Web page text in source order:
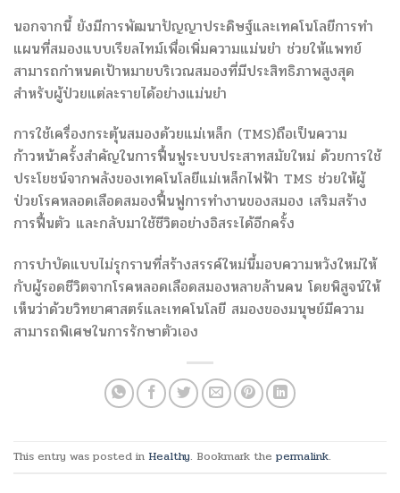
นอกจากนี้ ยังมีการพัฒนาปัญญาประดิษฐ์และเทคโนโลยีการทำ
แผนที่สมองแบบเรียลไทม์เพื่อเพิ่มความแม่นยำ ช่วยให้แพทย์
สามารถกำหนดเป้าหมายบริเวณสมองที่มีประสิทธิภาพสูงสุด
สำหรับผู้ป่วยแต่ละรายได้อย่างแม่นยำ
การใช้เครื่องกระตุ้นสมองด้วยแม่เหล็ก (TMS)ถือเป็นความ
ก้าวหน้าครั้งสำคัญในการฟื้นฟูระบบประสาทสมัยใหม่ ด้วยการใช้
ประโยชน์จากพลังของเทคโนโลยีแม่เหล็กไฟฟ้า TMS ช่วยให้ผู้
ป่วยโรคหลอดเลือดสมองฟื้นฟูการทำงานของสมอง เสริมสร้าง
การฟื้นตัว และกลับมาใช้ชีวิตอย่างอิสระได้อีกครั้ง
การบำบัดแบบไม่รุกรานที่สร้างสรรค์ใหม่นี้มอบความหวังใหม่ให้
กับผู้รอดชีวิตจากโรคหลอดเลือดสมองหลายล้านคน โดยพิสูจน์ให้
เห็นว่าด้วยวิทยาศาสตร์และเทคโนโลยี สมองของมนุษย์มีความ
สามารถพิเศษในการรักษาตัวเอง
This entry was posted in Healthy. Bookmark the permalink.